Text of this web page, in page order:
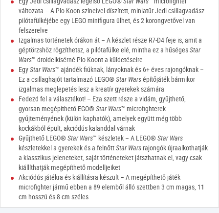
változata – A Plo Koon színeivel díszített, miniatűr Jedi csillagvadász
pilótafülkéjébe egy LEGO minifigura ülhet, és 2 korongvetővel van
felszerelve
Izgalmas történetek órákon át – A készlet része R7-D4 feje is, amit a
géptörzshöz rögzíthetsz, a pilótafülke elé, mintha ez a hűségesStar
Wars™ droidelkísérné Plo Koont a küldetéseire
EgyStar Wars™ ajándék fiúknak, lányoknak és 6+ éves rajongóknak –
Ez a csillaghajót tartalmazó LEGO®Star Warsépítőjáték bármikor
izgalmas meglepetés lesz a kreatív gyerekek számára
Fedezd fel a választékot! – Eza szett része a vidám, gyűjthető,
gyorsan megépíthető EGO®Star Wars™ microfighterek
gyűjteményének (külön kaphatók), amelyek együtt még több
kockákból épült, akciódús kalanddal várnak
Gyűjthető LEGO®Star Wars™ készletek – A LEGO®Star Wars
készletekkel a gyerekek és a felnőttStar Wars rajongók újraalkothatják
a klasszikus jeleneteket, saját történeteket játszhatnak el, vagy csak
kiállíthatják megépíthető modelljeiket
Akciódús játékra és kiállításra készült – A megépíthető játék
microfighter jármű ebben a 89 elemből álló szettben 3 cm magas, 11
cm hosszú és 8 cm széles